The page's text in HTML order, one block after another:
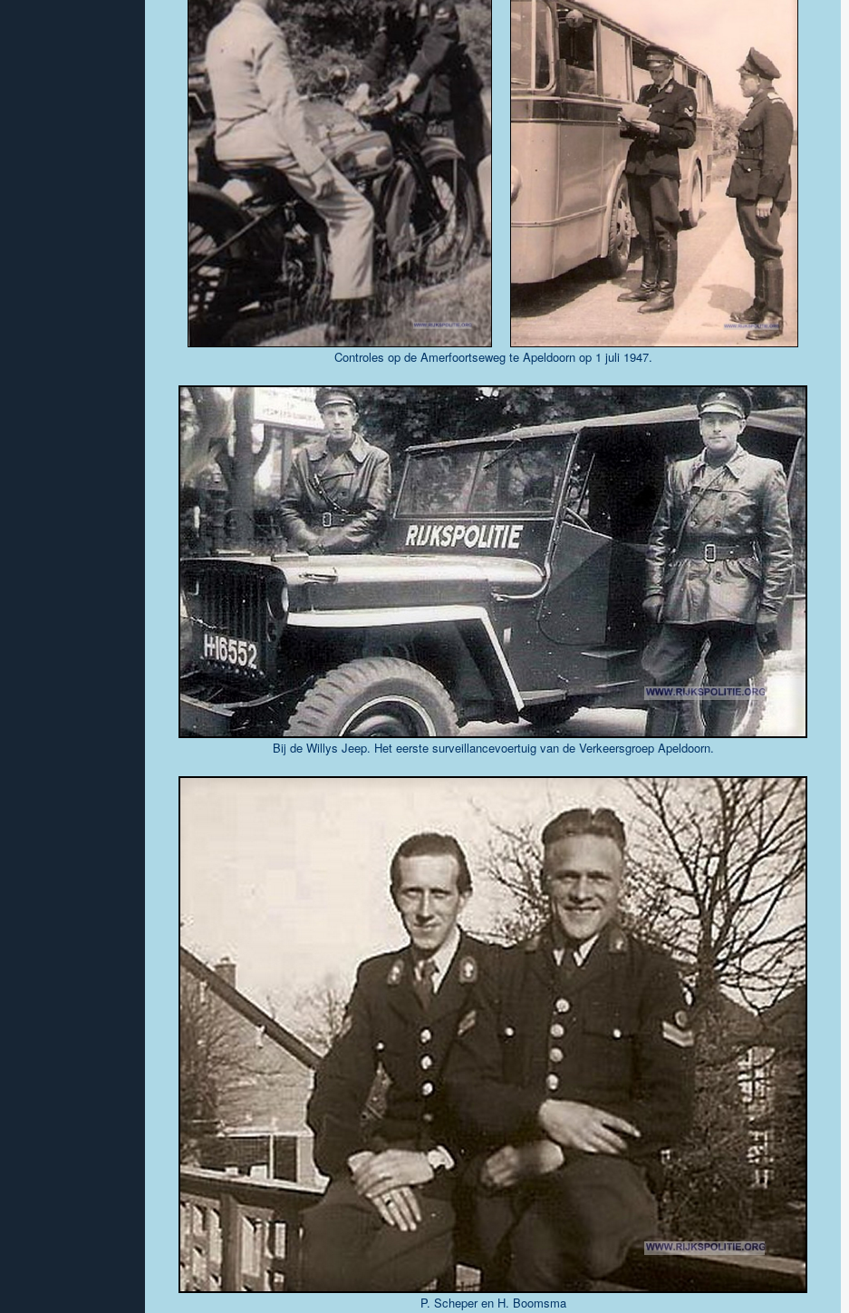
Controles op de Amerfoortseweg te Apeldoorn op 1 juli 1947.
Bij de Willys Jeep. Het eerste surveillancevoertuig van de Verkeersgroep Apeldoorn.
P. Scheper en H. Boomsma